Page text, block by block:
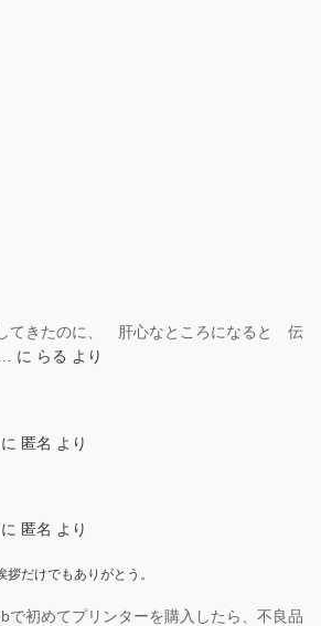
てきたのに、 肝心なところになると 伝
に らる より
に 匿名 より
に 匿名 より
だけでもありがとう。
で初めてプリンターを購入したら、不良品